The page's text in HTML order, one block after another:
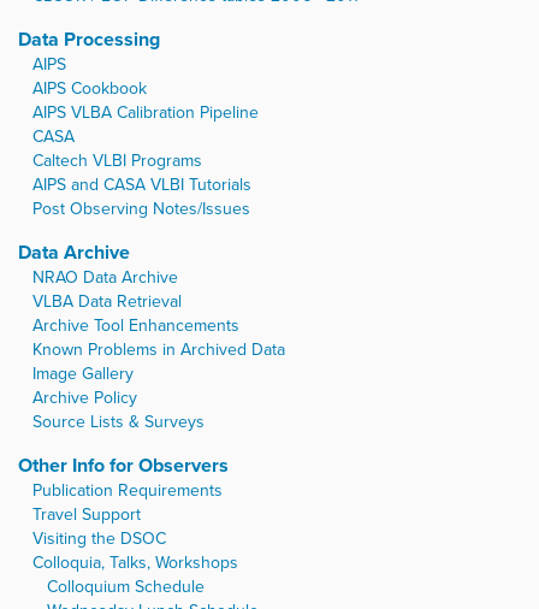
Data Processing
AIPS
AIPS Cookbook
AIPS VLBA Calibration Pipeline
CASA
Caltech VLBI Programs
AIPS and CASA VLBI Tutorials
Post Observing Notes/Issues
Data Archive
NRAO Data Archive
VLBA Data Retrieval
Archive Tool Enhancements
Known Problems in Archived Data
Image Gallery
Archive Policy
Source Lists & Surveys
Other Info for Observers
Publication Requirements
Travel Support
Visiting the DSOC
Colloquia, Talks, Workshops
Colloquium Schedule